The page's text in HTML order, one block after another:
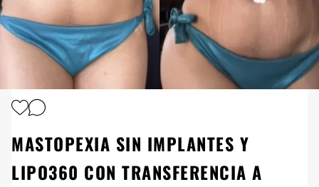
MASTOPEXIA SIN IMPLANTES Y
LIPO360 CON TRANSFERENCIA A